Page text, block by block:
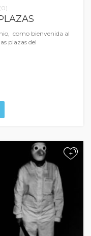
(0)
como bienvenida al
plazas del
+